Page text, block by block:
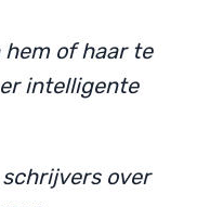
hem of haar te
intelligente
schrijvers over